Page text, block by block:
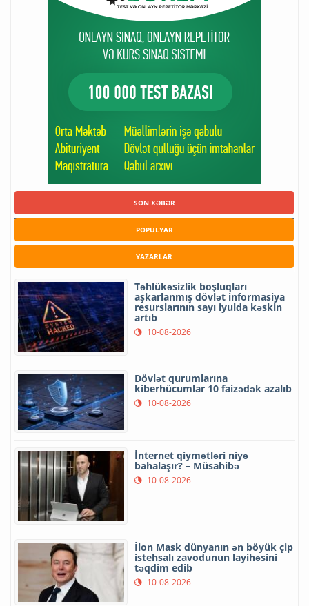
SON XƏBƏR
POPULYAR
YAZARLAR
Təhlükəsizlik boşluqları
aşkarlanmış dövlət informasiya
resurslarının sayı iyulda kəskin
artıb
10-08-2026
Dövlət qurumlarına
kiberhücumlar 10 faizədək azalıb
10-08-2026
İnternet qiymətləri niyə
bahalaşır? – Müsahibə
10-08-2026
İlon Mask dünyanın ən böyük çip
istehsalı zavodunun layihəsini
təqdim edib
10-08-2026